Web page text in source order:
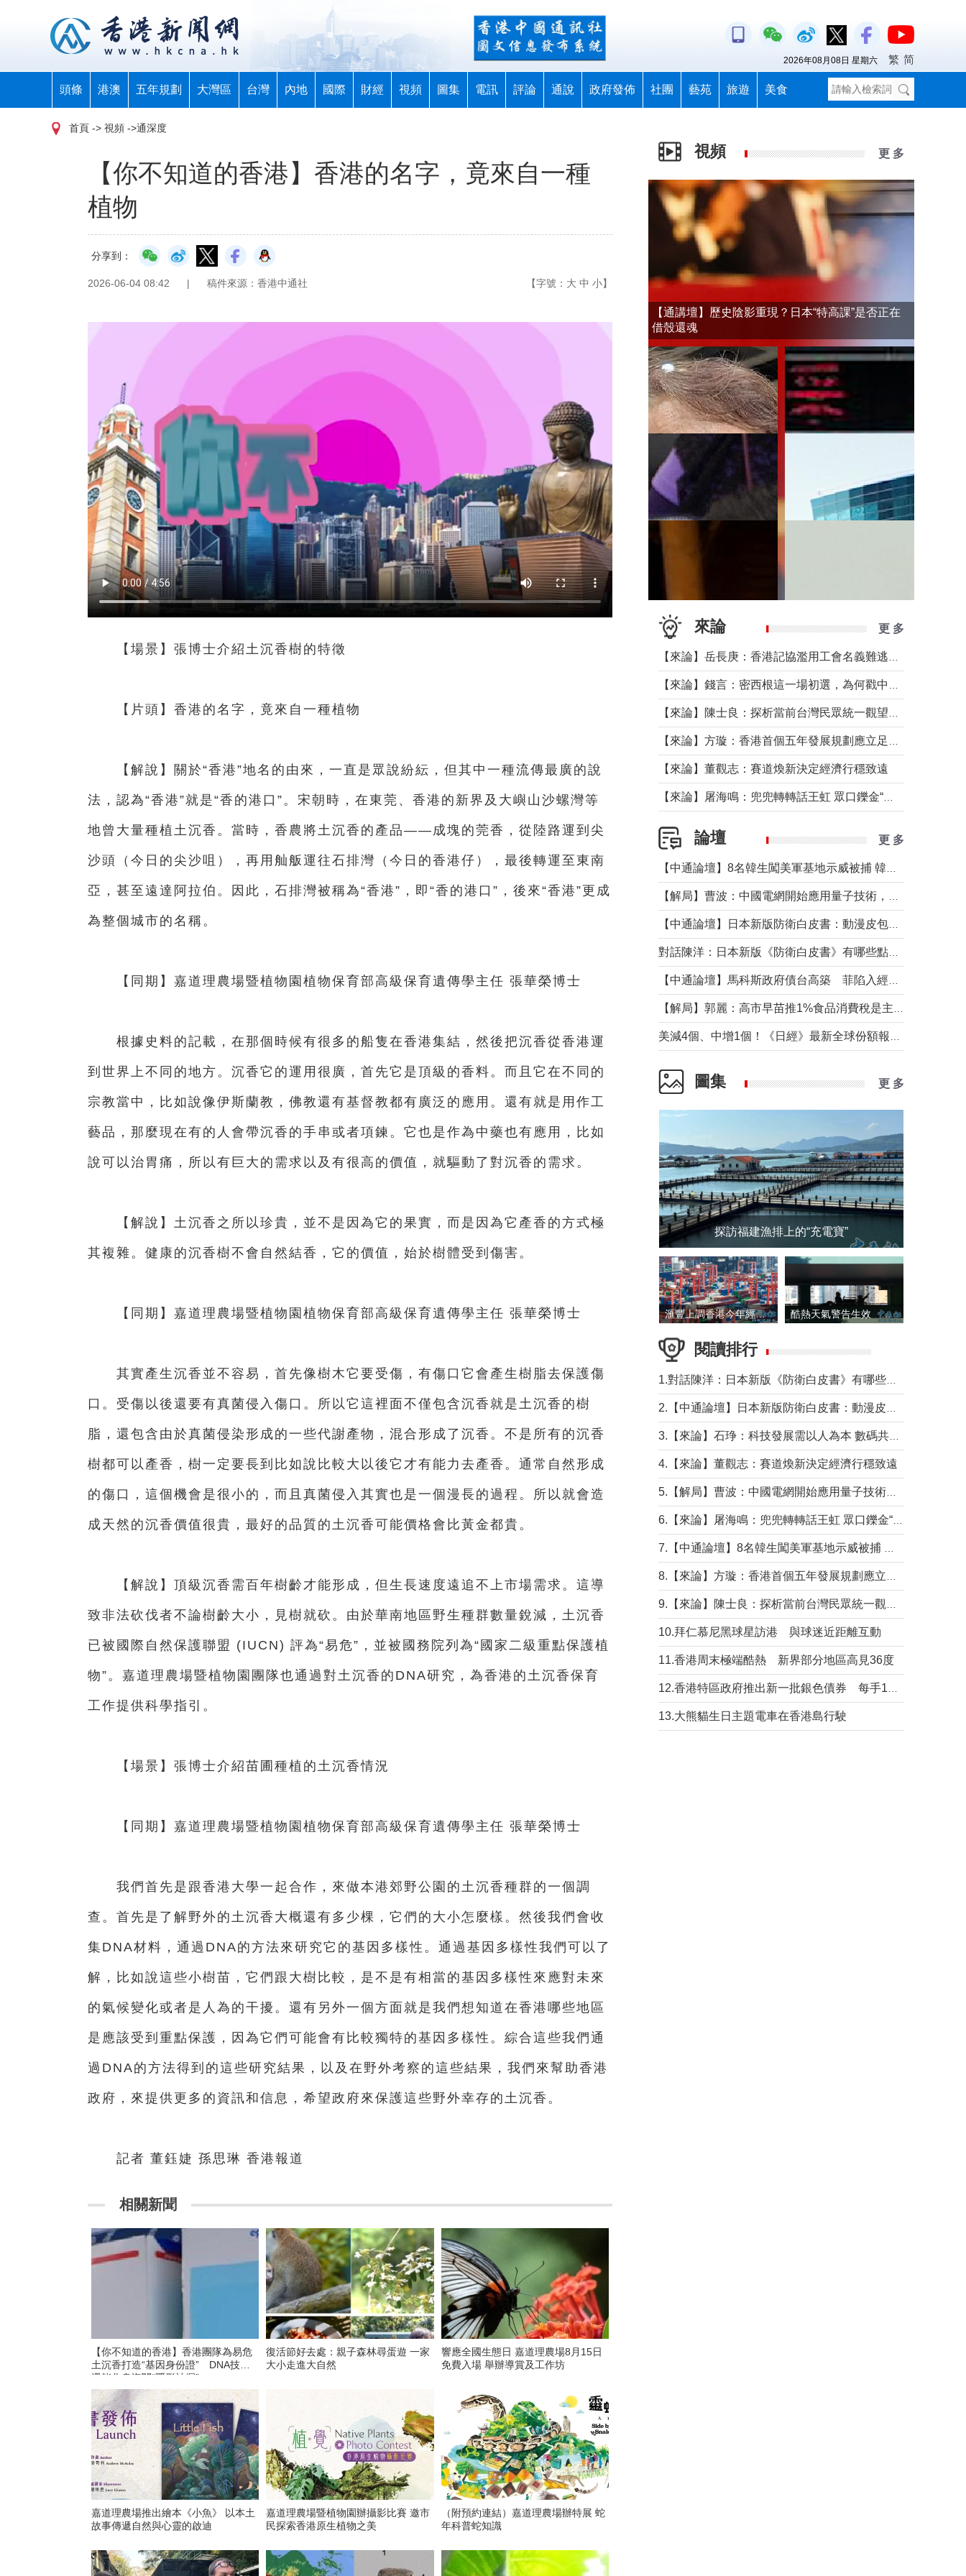
頭條 港澳 五年規劃 大灣區 台灣 內地 國際 財經 視頻 圖集 電訊 評論 通說 政府發佈 社團 藝苑 旅遊 美食
2026年08月08日 星期六 繁 简
首頁 -> 視頻 ->通深度
【你不知道的香港】香港的名字，竟來自一種
植物
分享到：
2026-06-04 08:42 | 稿件來源：香港中通社 【字號： 大 中 小】
【場景】張博士介紹土沉香樹的特徵
【片頭】香港的名字，竟來自一種植物
【解說】關於“香港”地名的由來，一直是眾說紛紜，但其中一種流傳最廣的說
法，認為“香港”就是“香的港口”。宋朝時，在東莞、香港的新界及大嶼山沙螺灣等
地曾大量種植土沉香。當時，香農將土沉香的產品——成塊的莞香，從陸路運到尖
沙頭（今日的尖沙咀），再用舢舨運往石排灣（今日的香港仔），最後轉運至東南
亞，甚至遠達阿拉伯。因此，石排灣被稱為“香港”，即“香的港口”，後來“香港”更成
為整個城市的名稱。
【同期】嘉道理農場暨植物園植物保育部高級保育遺傳學主任 張華榮博士
根據史料的記載，在那個時候有很多的船隻在香港集結，然後把沉香從香港運
到世界上不同的地方。沉香它的運用很廣，首先它是頂級的香料。而且它在不同的
宗教當中，比如說像伊斯蘭教，佛教還有基督教都有廣泛的應用。還有就是用作工
藝品，那麼現在有的人會帶沉香的手串或者項鍊。它也是作為中藥也有應用，比如
說可以治胃痛，所以有巨大的需求以及有很高的價值，就驅動了對沉香的需求。
【解說】土沉香之所以珍貴，並不是因為它的果實，而是因為它產香的方式極
其複雜。健康的沉香樹不會自然結香，它的價值，始於樹體受到傷害。
【同期】嘉道理農場暨植物園植物保育部高級保育遺傳學主任 張華榮博士
其實產生沉香並不容易，首先像樹木它要受傷，有傷口它會產生樹脂去保護傷
口。受傷以後還要有真菌侵入傷口。所以它這裡面不僅包含沉香就是土沉香的樹
脂，還包含由於真菌侵染形成的一些代謝產物，混合形成了沉香。不是所有的沉香
樹都可以產香，樹一定要長到比如說比較大以後它才有能力去產香。通常自然形成
的傷口，這個機會是很小的，而且真菌侵入其實也是一個漫長的過程。所以就會造
成天然的沉香價值很貴，最好的品質的土沉香可能價格會比黃金都貴。
【解說】頂級沉香需百年樹齡才能形成，但生長速度遠追不上市場需求。這導
致非法砍伐者不論樹齡大小，見樹就砍。由於華南地區野生種群數量銳減，土沉香
已被國際自然保護聯盟 (IUCN) 評為“易危”，並被國務院列為“國家二級重點保護植
物”。嘉道理農場暨植物園團隊也通過對土沉香的DNA研究，為香港的土沉香保育
工作提供科學指引。
【場景】張博士介紹苗圃種植的土沉香情況
【同期】嘉道理農場暨植物園植物保育部高級保育遺傳學主任 張華榮博士
我們首先是跟香港大學一起合作，來做本港郊野公園的土沉香種群的一個調
查。首先是了解野外的土沉香大概還有多少棵，它們的大小怎麼樣。然後我們會收
集DNA材料，通過DNA的方法來研究它的基因多樣性。通過基因多樣性我們可以了
解，比如說這些小樹苗，它們跟大樹比較，是不是有相當的基因多樣性來應對未來
的氣候變化或者是人為的干擾。還有另外一個方面就是我們想知道在香港哪些地區
是應該受到重點保護，因為它們可能會有比較獨特的基因多樣性。綜合這些我們通
過DNA的方法得到的這些研究結果，以及在野外考察的這些結果，我們來幫助香港
政府，來提供更多的資訊和信息，希望政府來保護這些野外幸存的土沉香。
記者 董鈺婕 孫思琳 香港報道
相關新聞
【你不知道的香港】香港團隊為易危
土沉香打造“基因身份證” DNA技術
還能化身海關“隱形神探”
復活節好去處：親子森林尋蛋遊 一家
大小走進大自然
響應全國生態日 嘉道理農場8月15日
免費入場 舉辦導賞及工作坊
嘉道理農場推出繪本《小魚》 以本土
故事傳遞自然與心靈的啟迪
嘉道理農場暨植物園辦攝影比賽 邀市
民探索香港原生植物之美
（附預約連結）嘉道理農場辦特展 蛇
年科普蛇知識
視頻 更 多
【通講壇】歷史陰影重現？日本“特高課”是否正在
借殼還魂
來論 更 多
【來論】董觀志：賽道煥新決定經濟行穩致遠
論壇 更 多
圖集 更 多
探訪福建漁排上的“充電寶”
滙豐上調香港今年經濟增長預測至4.5% 酷熱天氣警告生效 本港高溫持續至下周
閱讀排行
4.【來論】董觀志：賽道煥新決定經濟行穩致遠
10.拜仁慕尼黑球星訪港 與球迷近距離互動
11.香港周末極端酷熱 新界部分地區高見36度
13.大熊貓生日主題電車在香港島行駛